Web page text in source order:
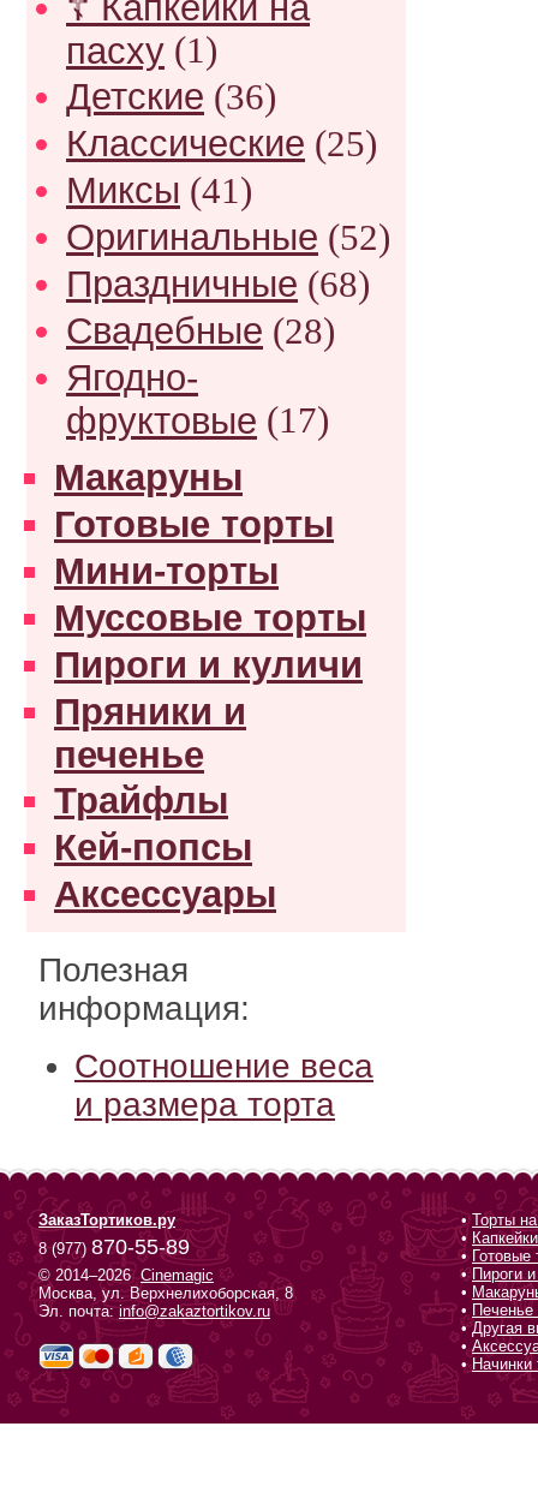
пасху (1)
Детские (36)
Классические (25)
Миксы (41)
Оригинальные (52)
Праздничные (68)
Свадебные (28)
Ягодно-
фруктовые (17)
Макаруны
Готовые торты
Мини-торты
Муссовые торты
Пироги и куличи
Пряники и
печенье
Трайфлы
Кей-попсы
Аксессуары
Полезная
информация:
Соотношение веса
и размера торта
ЗаказТортиков.ру
8 (977) 870-55-89
© 2014–2026Cinemagic
Москва, ул. Верхнелихоборская, 8
Эл. почта:info@zakaztortikov.ru
•Торты на
•
• Готовые
•Пироги
•
• Печенье
•Другая
•
•Начинки